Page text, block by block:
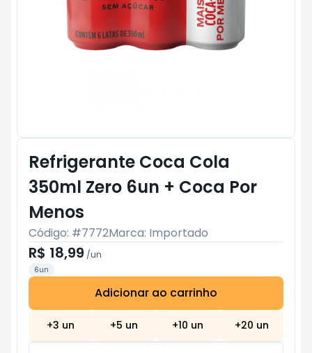
Refrigerante Coca Cola
350ml Zero 6un + Coca Por
Menos
Código: #7772Marca: Importado
R$ 18,99 /un
6un
Adicionar ao carrinho
+3 un +5 un +10 un +20 un